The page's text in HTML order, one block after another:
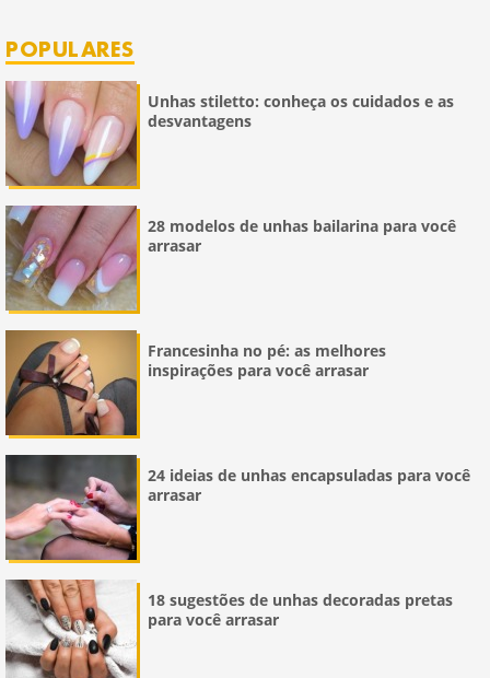
POPULARES
Unhas stiletto: conheça os cuidados e as
desvantagens
28 modelos de unhas bailarina para você
arrasar
Francesinha no pé: as melhores
inspirações para você arrasar
24 ideias de unhas encapsuladas para você
arrasar
18 sugestões de unhas decoradas pretas
para você arrasar